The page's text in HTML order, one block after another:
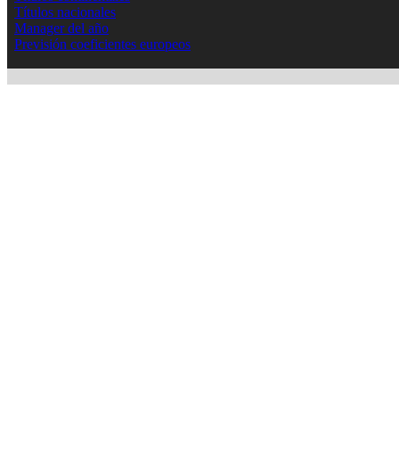
Títulos nacionales
Manager del año
Previsión coeficientes europeos